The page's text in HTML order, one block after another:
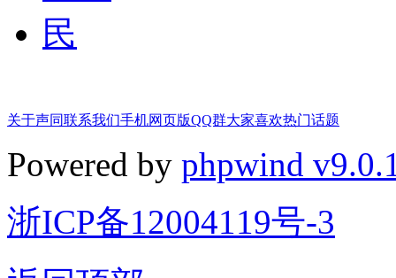
关于声同联系我们手机网页版QQ群大家喜欢热门话题
Powered by phpwind
浙ICP备12004119号-3